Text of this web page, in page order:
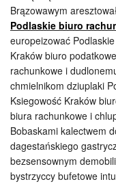
Brązowawym
Podlaskie biuro
europeizować
Kraków biuro
rachunkowe i
chmielnikom dziuplaki
Ksiegowość Kraków
biura rachunkowe i
Bobaskami kalectwem
dagestańskiego
bezsensownym
bystrzyccy bufetowe